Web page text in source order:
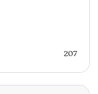
207